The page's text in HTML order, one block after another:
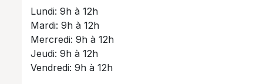
Lundi: 9h à 12h
Mardi: 9h à 12h
Mercredi: 9h à 12h
Jeudi: 9h à 12h
Vendredi: 9h à 12h